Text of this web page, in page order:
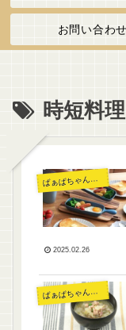
お問い合わせ
時短料理
ばぁばちゃんの暮らし
2025.02.26
ばぁばちゃんの暮らし